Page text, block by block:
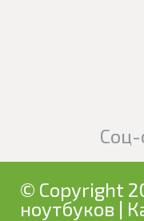
Соц-
© Copyright
ноутбуков |